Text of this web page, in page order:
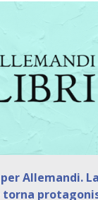
Allemandi.